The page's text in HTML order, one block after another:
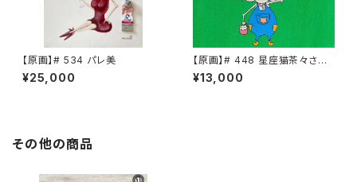
【原画】# 534 パレ美
¥25,000
【原画】# 448 星座猫茶々さん
牡羊座
¥13,000
その他の商品